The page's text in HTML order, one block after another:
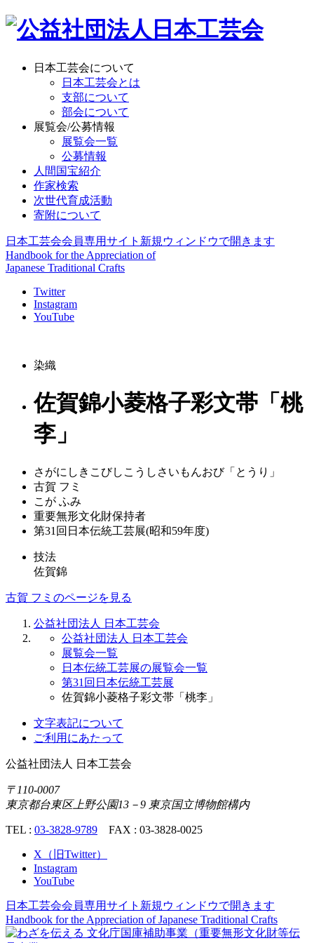
日本工芸会について
日本工芸会とは
支部について
部会について
展覧会/公募情報
展覧会一覧
公募情報
人間国宝紹介
作家検索
次世代育成活動
寄附について
日本工芸会会員専用サイト 新規ウィンドウで開きます
Handbook for the Appreciation of
Japanese Traditional Crafts
Twitter
Instagram
YouTube
染織
佐賀錦小菱格子彩文帯「桃
李」
さがにしきこびしこうしさいもんおび「とうり」
古賀 フミ
こが ふみ
重要無形文化財保持者
第31回日本伝統工芸展(昭和59年度)
技法
佐賀錦
古賀 フミのページを見る
公益社団法人 日本工芸会
公益社団法人 日本工芸会
展覧会一覧
日本伝統工芸展の展覧会一覧
第31回日本伝統工芸展
佐賀錦小菱格子彩文帯「桃李」
文字表記について
ご利用にあたって
公益社団法人 日本工芸会
〒110-0007
東京都台東区上野公園13－9 東京国立博物館構内
TEL : 03-3828-9789 FAX : 03-3828-0025
X（旧Twitter）
Instagram
YouTube
日本工芸会会員専用サイト 新規ウィンドウで開きます
Handbook for the Appreciation ofJapanese Traditional Crafts